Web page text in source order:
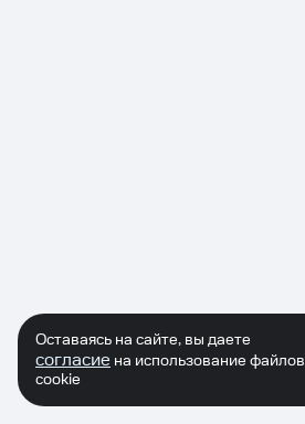
Оставаясь на сайте, вы даете
согласие на использование файлов
cookie